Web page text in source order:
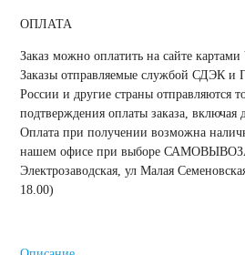
ОПЛАТА
Заказ можно оплатить на сайте
Заказы отправляемые службой СДЭК и
России и другие страны отправляются
подтверждения оплаты заказа, включая
Оплата при получении возможна
нашем офисе при выборе
Электрозаводская, ул Малая
18.00)